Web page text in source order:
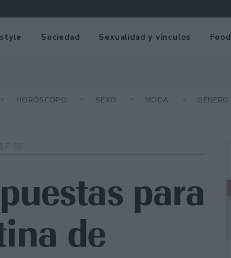
Sociedad Sexualidad y vínculos Food
HORÓSCOPO SEXO MODA GÉNERO
para
de